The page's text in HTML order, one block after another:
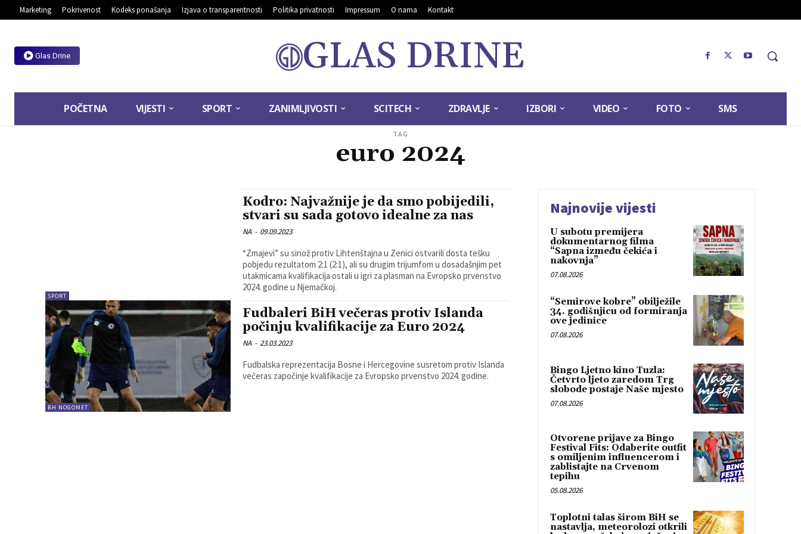
Marketing Pokrivenost Kodeks ponašanja Izjava o transparentnosti Politika privatnosti Impressum O nama Kontakt
Glas Drine GLAS DRINE
POČETNA VIJESTI SPORT ZANIMLJIVOSTI SCITECH ZDRAVLJE IZBORI VIDEO FOTO SMS
TAG
euro 2024
SPORT
Kodro: Najvažnije je da smo pobijedili,
stvari su sada gotovo idealne za nas
NA - 09.09.2023
“Zmajevi” su sinož protiv Lihtenštajna u Zenici ostvarili dosta tešku
pobjedu rezultatom 2:1 (2:1), ali su drugim trijumfom u dosadašnjim pet
utakmicama kvalifikacija ostali u igri za plasman na Evropsko prvenstvo
2024. godine u Njemačkoj.
BH NOGOMET
Fudbaleri BiH večeras protiv Islanda
počinju kvalifikacije za Euro 2024
NA - 23.03.2023
Fudbalska reprezentacija Bosne i Hercegovine susretom protiv Islanda
večeras započinje kvalifikacije za Evropsko prvenstvo 2024. godine.
Najnovije vijesti
U subotu premijera
dokumentarnog filma
“Sapna između čekića i
nakovnja”
07.08.2026
“Semirove kobre” obilježile
34. godišnjicu od formiranja
ove jedinice
07.08.2026
Bingo Ljetno kino Tuzla:
Četvrto ljeto zaredom Trg
slobode postaje Naše mjesto
07.08.2026
Otvorene prijave za Bingo
Festival Fits: Odaberite outfit
s omiljenim influencerom i
zablistajte na Crvenom
tepihu
05.08.2026
Toplotni talas širom BiH se
nastavlja, meteorolozi otkrili